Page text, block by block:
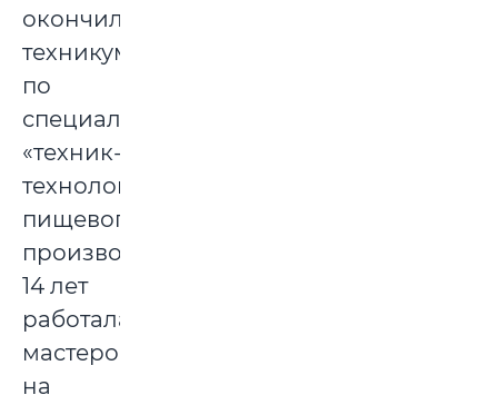
окончила
техникум
по
специальности
«техник-
технолог
пищевого
производства».
14 лет
работала
мастером
на